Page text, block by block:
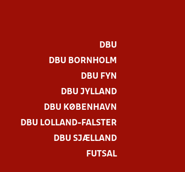
DBU
DBU BORNHOLM
DBU FYN
DBU JYLLAND
DBU KØBENHAVN
DBU LOLLAND-FALSTER
DBU SJÆLLAND
FUTSAL